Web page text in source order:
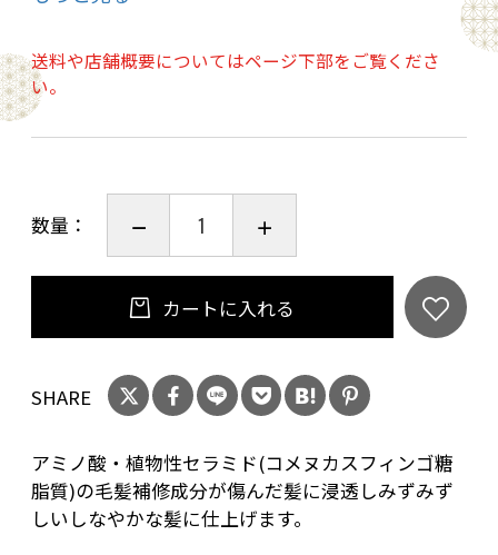
【容量】500ｇ
【使用方法】シャンプー後、軽く水気を切り、
度）を髪全体になじませてすすぎ流してくださ
い。
【全成分】
水、セタノール、ジメチコン、セトリモニウム
ブロミド、ココジモニウムヒドロキシプロピル
加水分解コラーゲン、ポリクオタニウム－６
Ｎａ、アモジメチコン、トゲキリンサイ／ミツ
イシコンブ／ウスバアオノリエキス、セリン、
グリシン、グルタミン酸、リシン、アラニン、
送料や店舗概要についてはページ下部をご覧くださ
い。
数量：
カートに入れる
SHARE
アミノ酸・植物性セラミド(コメヌカスフィンゴ糖
脂質)の毛髪補修成分が傷んだ髪に浸透しみずみず
しいしなやかな髪に仕上げます。